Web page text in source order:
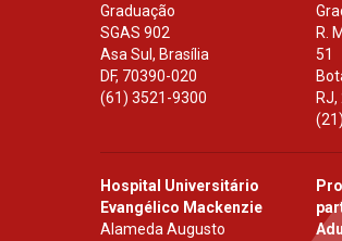
Graduação
SGAS 902
Asa Sul, Brasília
DF, 70390-020
(61) 3521-9300
R.
51
RJ,
Hospital Universitário
Evangélico Mackenzie
Alameda Augusto